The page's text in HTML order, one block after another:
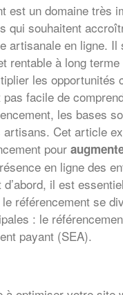
est un domaine très
qui souhaitent
artisanale en ligne. Il
rentable à long terme
les opportunités
pas facile de
les bases
Cet article
pour
en ligne des
il est
référencement se
: le
payant (SEA).